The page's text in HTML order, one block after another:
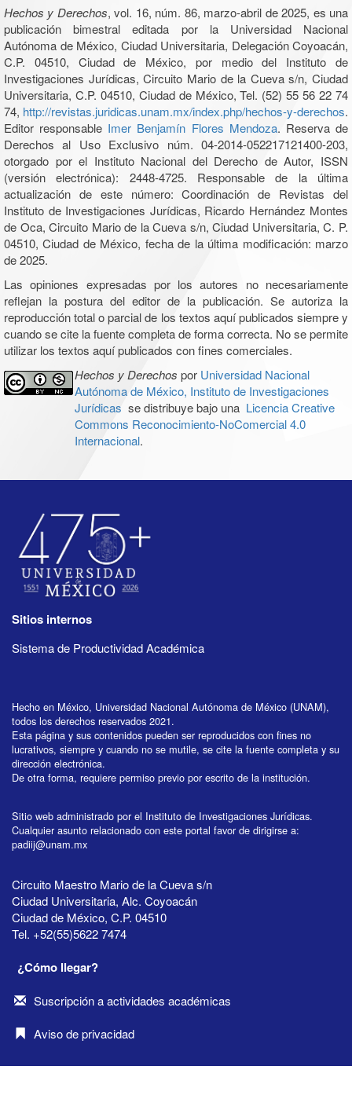
Hechos y Derechos, vol. 16, núm. 86, marzo-abril de 2025, es una
publicación bimestral editada por la Universidad Nacional
Autónoma de México, Ciudad Universitaria, Delegación Coyoacán,
C.P. 04510, Ciudad de México, por medio del Instituto de
Investigaciones Jurídicas, Circuito Mario de la Cueva s/n, Ciudad
Universitaria, C.P. 04510, Ciudad de México, Tel. (52) 55 56 22 74
74, http://revistas.juridicas.unam.mx/index.php/hechos-y-derechos.
Editor responsable Imer Benjamín Flores Mendoza. Reserva de
Derechos al Uso Exclusivo núm. 04-2014-052217121400-203,
otorgado por el Instituto Nacional del Derecho de Autor, ISSN
(versión electrónica): 2448-4725. Responsable de la última
actualización de este número: Coordinación de Revistas del
Instituto de Investigaciones Jurídicas, Ricardo Hernández Montes
de Oca, Circuito Mario de la Cueva s/n, Ciudad Universitaria, C. P.
04510, Ciudad de México, fecha de la última modificación: marzo
de 2025.
Las opiniones expresadas por los autores no necesariamente
reflejan la postura del editor de la publicación. Se autoriza la
reproducción total o parcial de los textos aquí publicados siempre y
cuando se cite la fuente completa de forma correcta. No se permite
utilizar los textos aquí publicados con fines comerciales.
Hechos y Derechos por Universidad Nacional
Autónoma de México, Instituto de Investigaciones
Jurídicas se distribuye bajo una Licencia Creative
Commons Reconocimiento-NoComercial 4.0
Internacional.
Sitios internos
Sistema de Productividad Académica
Hecho en México, Universidad Nacional Autónoma de México (UNAM),
todos los derechos reservados 2021.
Esta página y sus contenidos pueden ser reproducidos con fines no
lucrativos, siempre y cuando no se mutile, se cite la fuente completa y su
dirección electrónica.
De otra forma, requiere permiso previo por escrito de la institución.
Sitio web administrado por el Instituto de Investigaciones Jurídicas.
Cualquier asunto relacionado con este portal favor de dirigirse a:
padiij@unam.mx
Circuito Maestro Mario de la Cueva s/n
Ciudad Universitaria, Alc. Coyoacán
Ciudad de México, C.P. 04510
Tel. +52(55)5622 7474
¿Cómo llegar?
Suscripción a actividades académicas
Aviso de privacidad